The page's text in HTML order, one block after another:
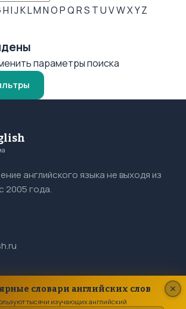
HIJKLMNOPQRS TUVWXYZ
параметры поиска
английского языка не выходя из
2005 года.
словари английских слов
тысячи изучающих английский